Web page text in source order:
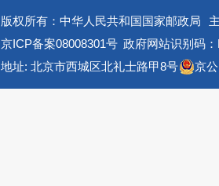
版权所有：中华人民共和国国家邮政局
京ICP备案08008301号 政府网站识别码
地址: 北京市西城区北礼士路甲8号
京